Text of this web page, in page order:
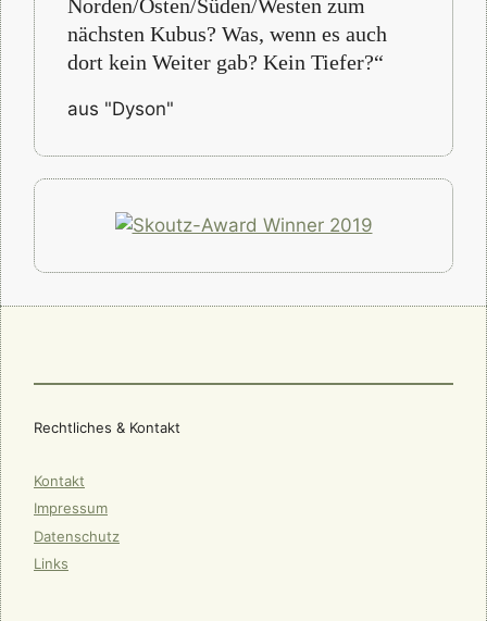
Norden/Osten/Süden/Westen zum
nächsten Kubus? Was, wenn es auch
dort kein Weiter gab? Kein Tiefer?“
aus "Dyson"
Rechtliches & Kontakt
Kontakt
Impressum
Datenschutz
Links